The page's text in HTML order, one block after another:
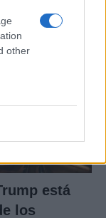
other
está
los